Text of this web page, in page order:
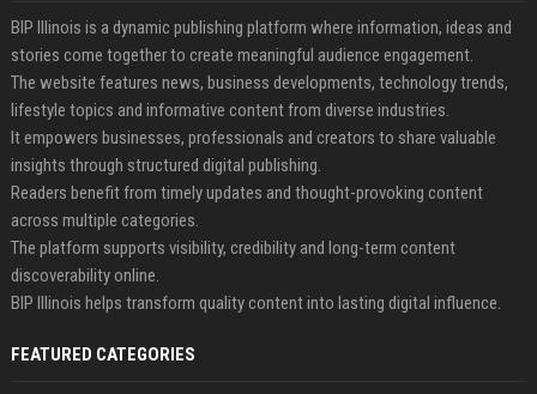
BIP Illinois is a dynamic publishing platform where information, ideas and
stories come together to create meaningful audience engagement.
The website features news, business developments, technology trends,
lifestyle topics and informative content from diverse industries.
It empowers businesses, professionals and creators to share valuable
insights through structured digital publishing.
Readers benefit from timely updates and thought-provoking content
across multiple categories.
The platform supports visibility, credibility and long-term content
discoverability online.
BIP Illinois helps transform quality content into lasting digital influence.
FEATURED CATEGORIES